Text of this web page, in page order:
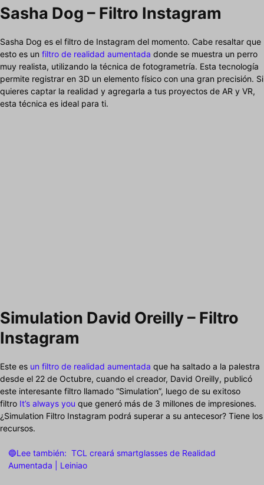
Sasha Dog – Filtro Instagram
Sasha Dog es el filtro de Instagram del momento. Cabe resaltar que
esto es un filtro de realidad aumentada donde se muestra un perro
muy realista, utilizando la técnica de fotogrametría. Esta tecnología
permite registrar en 3D un elemento físico con una gran precisión. Si
quieres captar la realidad y agregarla a tus proyectos de AR y VR,
esta técnica es ideal para ti.
Simulation David Oreilly – Filtro
Instagram
Este es un filtro de realidad aumentada que ha saltado a la palestra
desde el 22 de Octubre, cuando el creador, David Oreilly, publicó
este interesante filtro llamado “Simulation”, luego de su exitoso
filtro It’s always you que generó más de 3 millones de impresiones.
¿Simulation Filtro Instagram podrá superar a su antecesor? Tiene los
recursos.
🔵Lee también: TCL creará smartglasses de Realidad
Aumentada | Leiniao